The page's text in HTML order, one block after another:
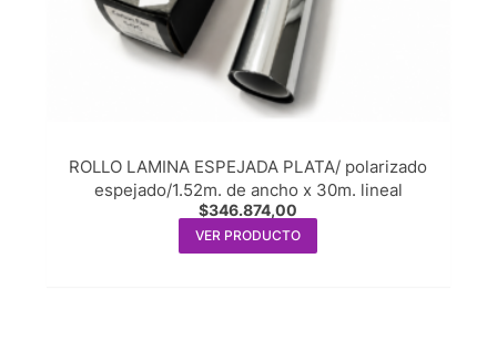
ROLLO LAMINA ESPEJADA PLATA/ polarizado
espejado/1.52m. de ancho x 30m. lineal
$346.874,00
VER PRODUCTO